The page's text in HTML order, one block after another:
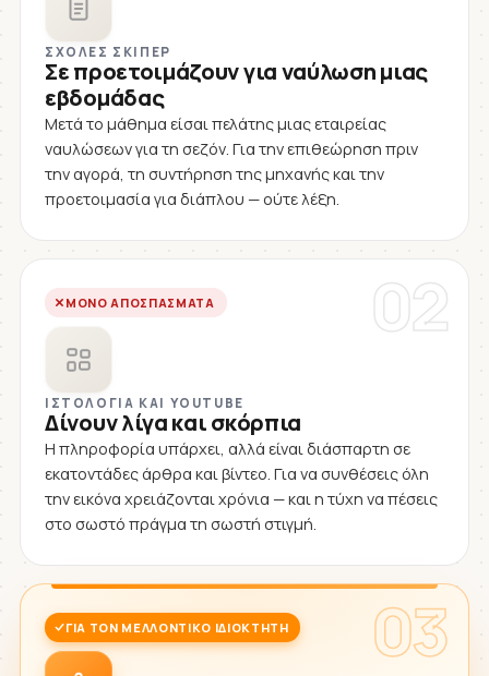
ΣΧΟΛΈΣ ΣΚΊΠΕΡ
Σε προετοιμάζουν για ναύλωση μιας
εβδομάδας
Μετά το μάθημα είσαι πελάτης μιας εταιρείας
ναυλώσεων για τη σεζόν. Για την επιθεώρηση πριν
την αγορά, τη συντήρηση της μηχανής και την
προετοιμασία για διάπλου — ούτε λέξη.
02
ΜΌΝΟ ΑΠΟΣΠΆΣΜΑΤΑ
ΙΣΤΟΛΌΓΙΑ ΚΑΙ YOUTUBE
Δίνουν λίγα και σκόρπια
Η πληροφορία υπάρχει, αλλά είναι διάσπαρτη σε
εκατοντάδες άρθρα και βίντεο. Για να συνθέσεις όλη
την εικόνα χρειάζονται χρόνια — και η τύχη να πέσεις
στο σωστό πράγμα τη σωστή στιγμή.
03
ΓΙΑ ΤΟΝ ΜΕΛΛΟΝΤΙΚΌ ΙΔΙΟΚΤΉΤΗ